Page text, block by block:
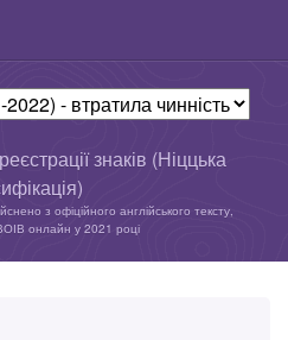
знаків (Ніццька
з офіційного англійського тексту,
онлайн у 2021 році